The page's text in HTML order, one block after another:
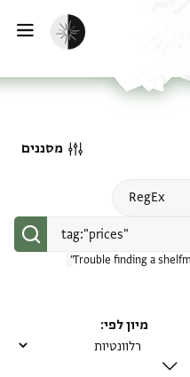
הפעלת מצב כהה
RegEx
Trouble finding a
מסננים
מיון לפי